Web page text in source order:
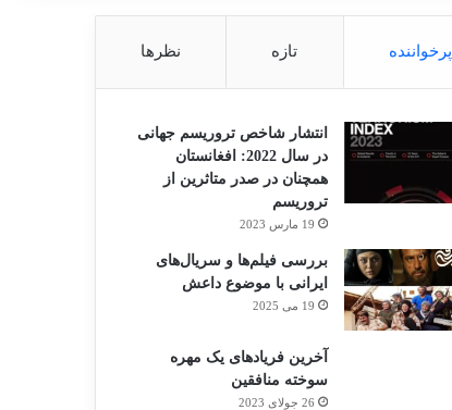
پرخواننده تازه نظرها
انتشار شاخص تروریسم جهانی
در سال 2022: افغانستان
همچنان در صدر متاثرین از
تروریسم
19 مارس 2023
بررسی فیلم‌ها و سریال‌های
ایرانی با موضوع داعش
19 می 2025
آخرین فریادهای یک مهره
سوخته منافقین
26 جولای 2023